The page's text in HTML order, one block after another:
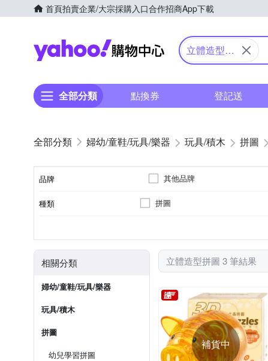
首頁拍賣企業/大宗採購入口合作招商App下載
Yahoo購物中心
立體造型拼
全部分類 點換券 登記送
婦幼/童鞋/玩具/樂器 玩具/積木 拼圖
品牌 其他品牌
種類 拼圖
相關分類
婦幼/童鞋/玩具/樂器
玩具/積木
拼圖
幼兒學習拼圖
立體造型拼圖 3 筆結果
補貨中